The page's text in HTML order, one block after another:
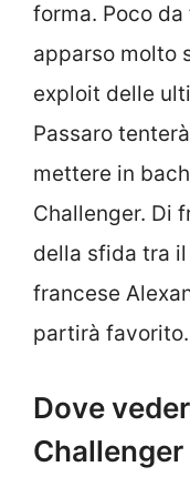
forma. Poco
apparso molto
exploit delle
Passaro
mettere in
Challenger. Di
della sfida tra
francese
partirà favorito.
Dove